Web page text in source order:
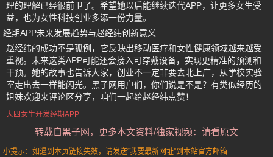
理的理解已经很前卫了。希望她以后能继续迭代APP，让更多女生受
益，也为女性科技创业多添一份力量。
经期APP未来发展趋势与赵经纬创新意义
赵经纬的成功不是孤例，它反映出移动医疗和女性健康领域越来越受
重视。未来这类APP可能还会接入可穿戴设备，实现更精准的预测和
干预。她的故事也告诉大家，创业不一定非要去北上广，从学校实验
室走出去一样能闪光。黑子网用户们，你们说是不是？有类似经历的
姐妹欢迎来评论区分享，咱们一起给赵经纬点赞！
大四女生开发经期APP
转载自黑子网，更多本文资料/独家视频：请看原文
小提示：如遇到本页链接失效，请发送“我要最新网址”到本站官方邮箱